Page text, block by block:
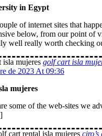
in Egypt
of internet sites that
below, from our point of
well really worth checking
golf cart isla
de 2023 At 09:36
mujeres
some of the web-sites we